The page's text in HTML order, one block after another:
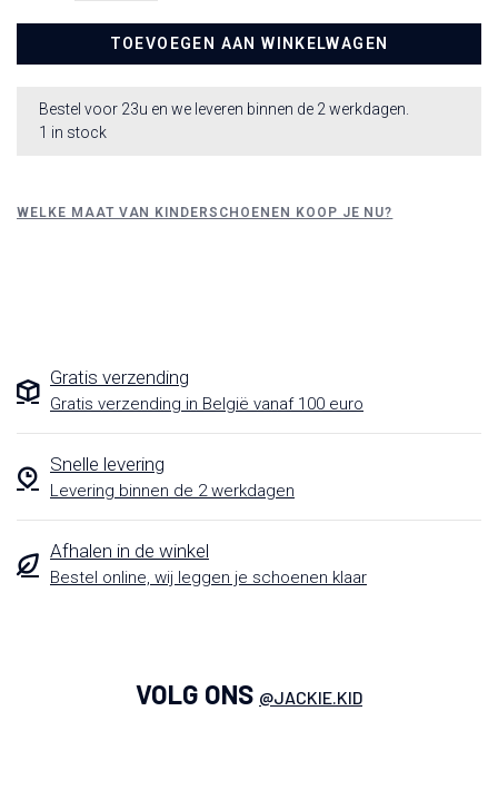
TOEVOEGEN AAN WINKELWAGEN
Bestel voor 23u en we leveren binnen de 2 werkdagen.
1 in stock
WELKE MAAT VAN KINDERSCHOENEN KOOP JE NU?
Gratis verzending
Gratis verzending in België vanaf 100 euro
Snelle levering
Levering binnen de 2 werkdagen
Afhalen in de winkel
Bestel online, wij leggen je schoenen klaar
VOLG ONS @JACKIE.KID